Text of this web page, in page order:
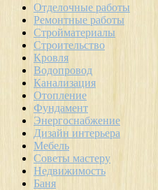
Отделочные работы
Ремонтные работы
Стройматериалы
Строительство
Кровля
Водопровод
Канализация
Отопление
Фундамент
Энергоснабжение
Дизайн интерьера
Мебель
Советы мастеру
Недвижимость
Баня